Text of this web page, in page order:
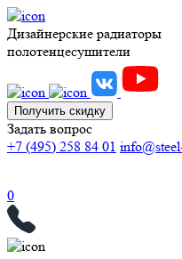
Дизайнерские радиаторы
полотенцесушители
Получить скидку
Задать вопрос
+7 (495) 258 84 01
0